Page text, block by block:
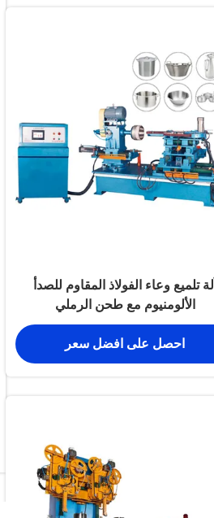
آلة تلميع وعاء الفولاذ المقاوم للصدأ
الألومنيوم مع طحن الرملي
احصل على افضل سعر